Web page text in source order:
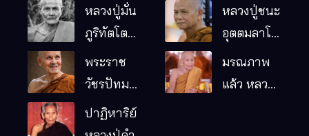
หลวงปู่มั่น
ภูริทัตโต
พระอริยเจ้า
ผู้เป็นบิดา
รมฐาน
หลวงปู่ชนะ
อุตตมลาโภ
หมากอื๋อ
พระราช
วัชรปัทม
คุณ (หลวง
ปู่บัวเกตุ
มรณภาพ
แล้ว หลวง
ปาฏิหาริย์